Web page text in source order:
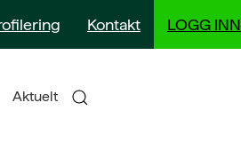
Kontakt LOGG INN
Aktuelt